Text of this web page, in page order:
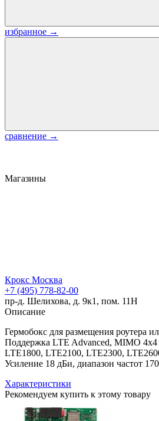
избранное →
сравнение →
Магазины
Крокс Москва
+7 (495) 778-82-00
пр-д. Шелихова, д. 9к1, пом. 11Н
Описание
Гермобокс для размещения роутера
Поддержка LTE Advanced, MIMO 4x4
LTE1800, LTE2100, LTE2300,
Усиление 18 дБи, диапазон частот
Характеристики
Рекомендуем купить к этому товару